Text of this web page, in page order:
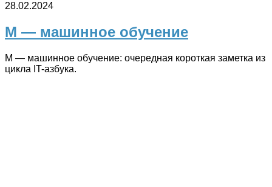
28.02.2024
М — машинное обучение
М — машинное обучение: очередная короткая заметка из
цикла IT-азбука.